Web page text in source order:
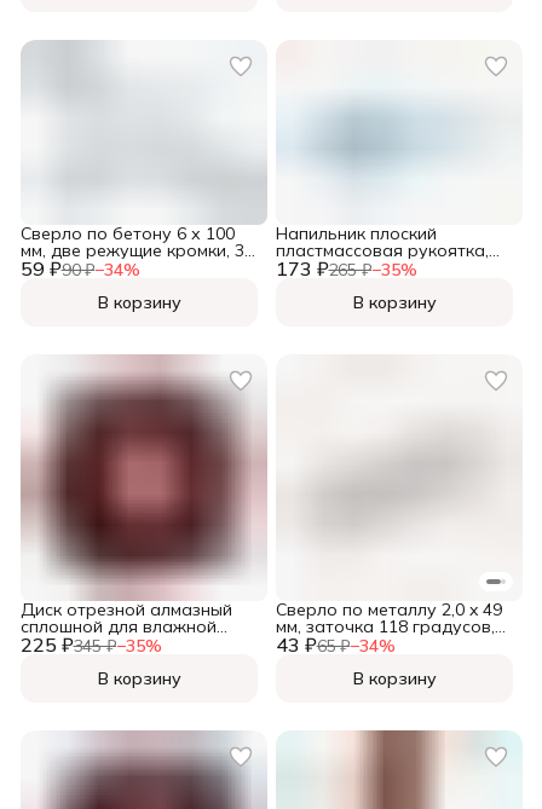
59 ₽90 ₽−34%
Сверло по бетону 6 х 100
мм, две режущие кромки, 3-
гранный хвостовикк, (шт.)
В корзину
173 ₽265 ₽−35%
Напильник плоский
пластмассовая рукоятка,
№1, 150мм, (шт.)
В корзину
225 ₽345 ₽−35%
Диск отрезной алмазный
сплошной для влажной
резки, 125х22,2мм, (шт.)
В корзину
43 ₽65 ₽−34%
Сверло по металлу 2,0 x 49
мм, заточка 118 градусов,
HSS, 2 шт., (уп.)
В корзину